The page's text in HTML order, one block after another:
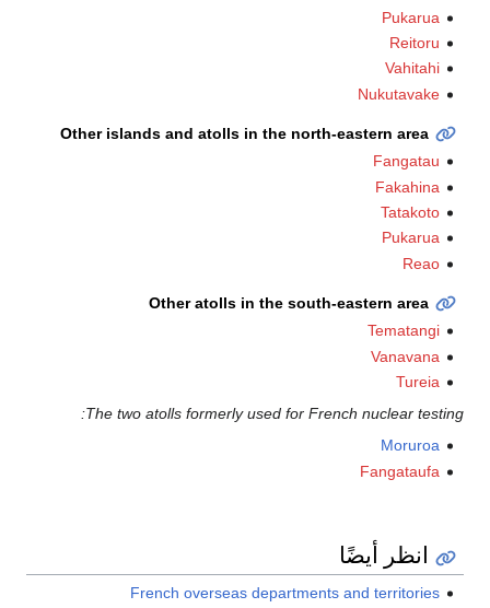
Pukarua
Reitoru
Vahitahi
Nukutavake
Other islands and atolls in the north-eastern area
Fangatau
Fakahina
Tatakoto
Pukarua
Reao
Other atolls in the south-eastern area
Tematangi
Vanavana
Tureia
The two atolls formerly used for French nuclear testing:
Moruroa
Fangataufa
انظر أيضًا
French overseas departments and territories